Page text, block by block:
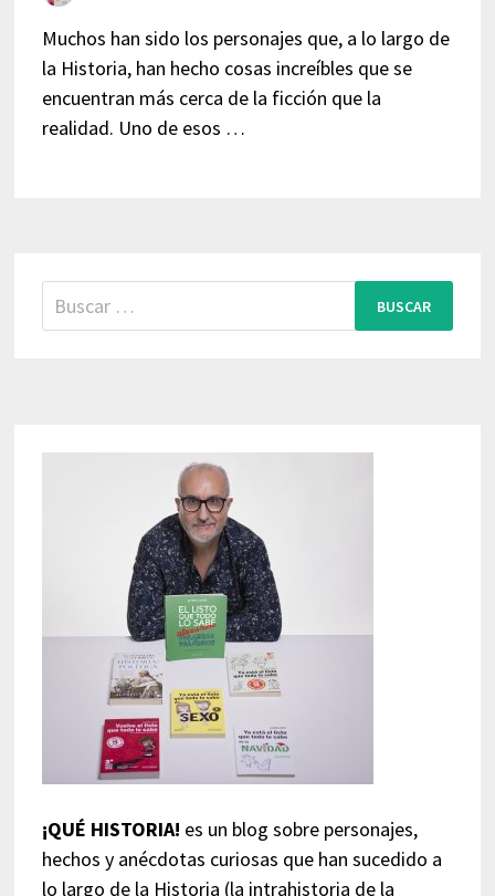
Muchos han sido los personajes que, a lo largo de
la Historia, han hecho cosas increíbles que se
encuentran más cerca de la ficción que la
realidad. Uno de esos …
Buscar:
¡QUÉ HISTORIA! es un blog sobre personajes,
hechos y anécdotas curiosas que han sucedido a
lo largo de la Historia (la intrahistoria de la